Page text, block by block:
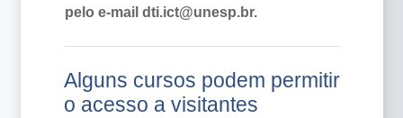
pelo e-mail dti.ict@unesp.br.
Alguns cursos podem permitir
o acesso a visitantes